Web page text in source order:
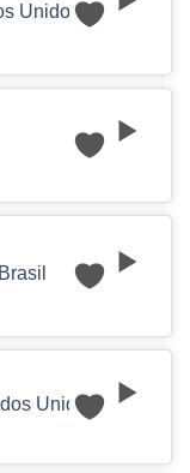
Unidos
Brasil
Unidos